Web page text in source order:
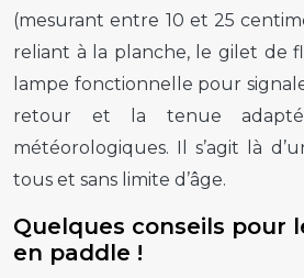
(mesurant entre 10 et 25
reliant à la planche, le gilet de
lampe fonctionnelle pour
retour et la tenue
météorologiques. Il s’agit là
tous et sans limite d’âge.
Quelques conseils pour
en paddle !